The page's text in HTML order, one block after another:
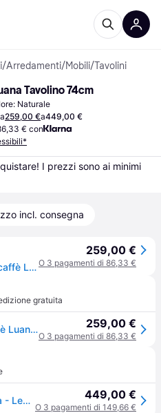
/Arredamenti/Mobili/Tavolini
Tavolino 74cm
Naturale
259,00 €a449,00 €
€ con
I prezzi sono ai minimi
incl. consegna
Bloomingville Tavolino da caffè Luana Ø 74 cm Rovere
259,00 €
O 3 pagamenti di 86,33 €
gratuita
Bloomingville Tavolino da caffè Luana Ø 74 cm Rovere 259,00 €
O 3 pagamenti di 86,33 €
Bloomingville - Tavolino Luana - Legno naturale - Compensato di rovere 449,00 €
O 3 pagamenti di 149,66 €